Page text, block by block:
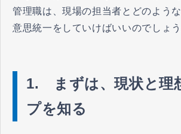
管理職は、現場の担当者とどのよう
意思統一をしていけばいいのでしょう
1. まずは、現状と理
プを知る